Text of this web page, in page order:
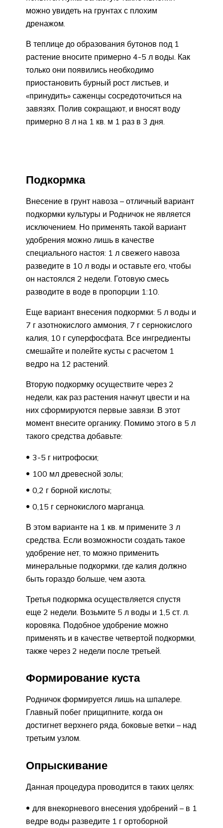
можно увидеть на грунтах с плохим
дренажом.
В теплице до образования бутонов под 1
растение вносите примерно 4-5 л воды. Как
только они появились необходимо
приостановить бурный рост листьев, и
«принудить» саженцы сосредоточиться на
завязях. Полив сокращают, и вносят воду
примерно 8 л на 1 кв. м 1 раз в 3 дня.
Подкормка
Внесение в грунт навоза – отличный вариант
подкормки культуры и Родничок не является
исключением. Но применять такой вариант
удобрения можно лишь в качестве
специального настоя: 1 л свежего навоза
разведите в 10 л воды и оставьте его, чтобы
он настоялся 2 недели. Готовую смесь
разводите в воде в пропорции 1:10.
Еще вариант внесения подкормки: 5 л воды и
7 г азотнокислого аммония, 7 г сернокислого
калия, 10 г суперфосфата. Все ингредиенты
смешайте и полейте кусты с расчетом 1
ведро на 12 растений.
Вторую подкормку осуществите через 2
недели, как раз растения начнут цвести и на
них сформируются первые завязи. В этот
момент внесите органику. Помимо этого в 5 л
такого средства добавьте:
3-5 г нитрофоски;
100 мл древесной золы;
0,2 г борной кислоты;
0,15 г сернокислого марганца.
В этом варианте на 1 кв. м примените 3 л
средства. Если возможности создать такое
удобрение нет, то можно применить
минеральные подкормки, где калия должно
быть гораздо больше, чем азота.
Третья подкормка осуществляется спустя
еще 2 недели. Возьмите 5 л воды и 1,5 ст. л.
коровяка. Подобное удобрение можно
применять и в качестве четвертой подкормки,
также через 2 недели после третьей.
Формирование куста
Родничок формируется лишь на шпалере.
Главный побег прищипните, когда он
достигнет верхнего ряда, боковые ветки – над
третьим узлом.
Опрыскивание
Данная процедура проводится в таких целях:
для внекорневого внесения удобрений – в 1
ведре воды разведите 1 г ортоборной